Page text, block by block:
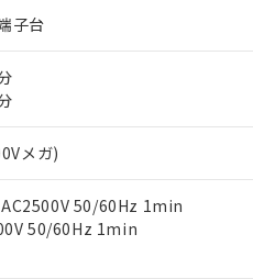
子台
メガ)
50/60Hz 1min
50/60Hz 1min
よび標準価格結果を当社の事前
機能（部品リスト作成サービス
があります。
ウェブサイト上で当社にご登録
製品・サービスに関するお客様
同利用者とは、"個人情報の共同
指します。
え状況などにより、予定月が前
書ダウンロード
書をダウンロードすることがで
物質）の非含有証明書
明書（当社基準）
日時点で非含有を証明するもの
用期限
用状況下において有害物質が
す。当社販売部門へお問い合わ
、販売先および販売に係わる関
。
産機種、また在庫状況の情報を